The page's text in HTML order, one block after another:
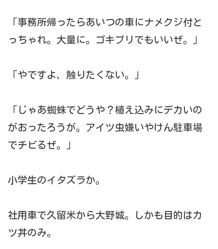
「事務所帰ったらあいつの車にナメクジ付と
っちゃれ。大量に。ゴキブリでもいいぜ。」
「やですよ、触りたくない。」
「じゃあ蜘蛛でどうや？植え込みにデカいの
がおったろうが。アイツ虫嫌いやけん駐車場
でチビるぜ。」
小学生のイタズラか。
社用車で久留米から大野城。しかも目的はカ
ツ丼のみ。